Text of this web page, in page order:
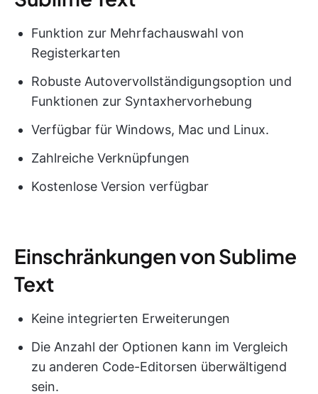
Funktion zur Mehrfachauswahl von
Registerkarten
Robuste Autovervollständigungsoption und
Funktionen zur Syntaxhervorhebung
Verfügbar für Windows, Mac und Linux.
Zahlreiche Verknüpfungen
Kostenlose Version verfügbar
Einschränkungen von Sublime
Text
Keine integrierten Erweiterungen
Die Anzahl der Optionen kann im Vergleich
zu anderen Code-Editorsen überwältigend
sein.